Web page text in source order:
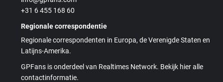
+31 6 455 168 60
Regionale correspondentie
Regionale correspondenten in Europa, de Verenigde Staten en
Latijns-Amerika.
GPFans is onderdeel van Realtimes Network. Bekijk hier alle
contactinformatie.